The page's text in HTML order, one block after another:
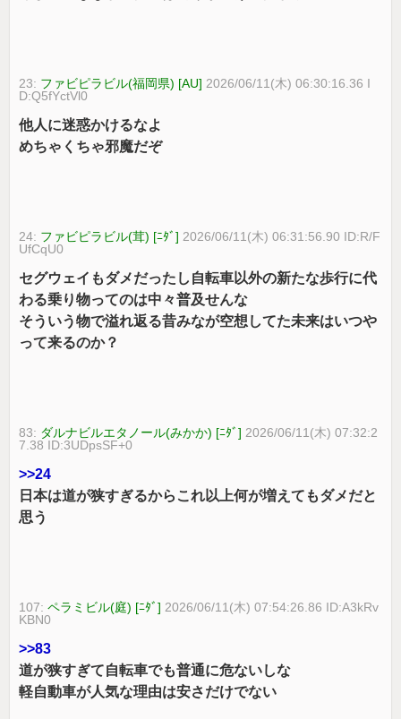
23: ファビピラビル(福岡県) [AU] 2026/06/11(木) 06:30:16.36 I
D:Q5fYctVl0
他人に迷惑かけるなよ
めちゃくちゃ邪魔だぞ
24: ファビピラビル(茸) [ﾆﾀﾞ] 2026/06/11(木) 06:31:56.90 ID:R/F
UfCqU0
セグウェイもダメだったし自転車以外の新たな歩行に代
わる乗り物ってのは中々普及せんな
そういう物で溢れ返る昔みなが空想してた未来はいつや
って来るのか？
83: ダルナビルエタノール(みかか) [ﾆﾀﾞ] 2026/06/11(木) 07:32:2
7.38 ID:3UDpsSF+0
>>24
日本は道が狭すぎるからこれ以上何が増えてもダメだと
思う
107:ペラミビル(庭) [ﾆﾀﾞ] 2026/06/11(木) 07:54:26.86 ID:A3kRv
KBN0
>>83
道が狭すぎて自転車でも普通に危ないしな
軽自動車が人気な理由は安さだけでない